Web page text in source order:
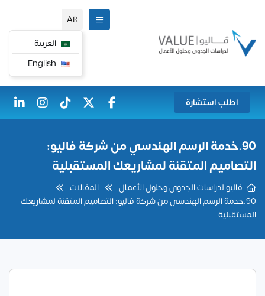
AR
العربية
اطلب استشارة
90.خدمة الرسم الهندسي من شركة فاليو:
التصاميم المتقنة لمشاريعك المستقبلية
فاليو لدراسات الجدوى وحلول الأعمال
المقالات
90.خدمة الرسم الهندسي من شركة فاليو: التصاميم المتقنة لمشاريعك
المستقبلية